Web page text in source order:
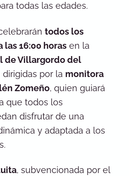
todas las edades.
todos los
las 16:00 horasen la
de Villargordo del
por la monitora
Zomeño, quien guiará
que todos los
disfrutar de una
y adaptada a los
, subvencionada por el